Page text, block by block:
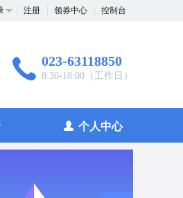
注册 领券中心 控制台
023-63118850
8:30-18:00（工作日）
个人中心